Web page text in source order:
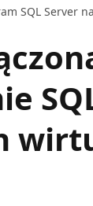
SQL Server